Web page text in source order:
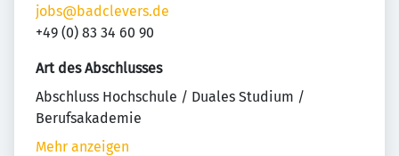
jobs@badclevers.de
+49 (0) 83 34 60 90
Art des Abschlusses
Abschluss Hochschule / Duales Studium /
Berufsakademie
Mehr anzeigen